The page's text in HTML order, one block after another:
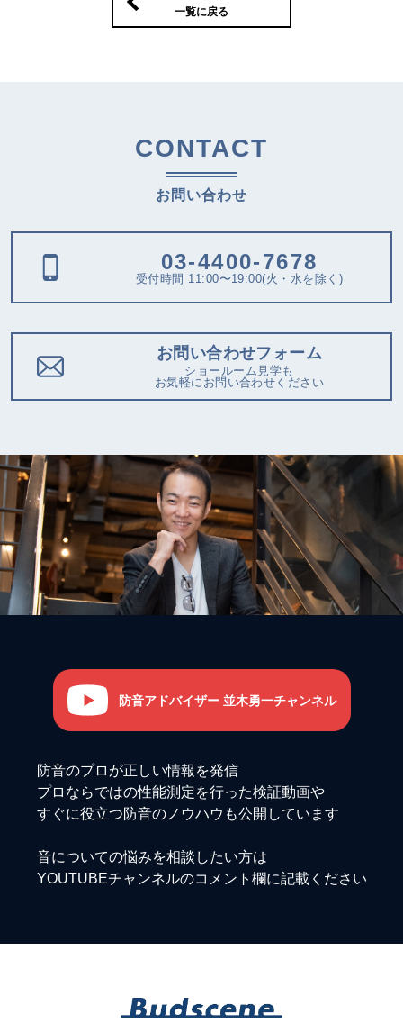
一覧に戻る
CONTACT
お問い合わせ
03-4400-7678
受付時間 11:00〜19:00(火・水を除く)
お問い合わせフォーム
ショールーム見学も
お気軽にお問い合わせください
防音アドバイザー 並木勇一チャンネル
防音のプロが正しい情報を発信
プロならではの性能測定を行った検証動画や
すぐに役立つ防音のノウハウも公開しています
音についての悩みを相談したい方は
YOUTUBEチャンネルのコメント欄に記載ください